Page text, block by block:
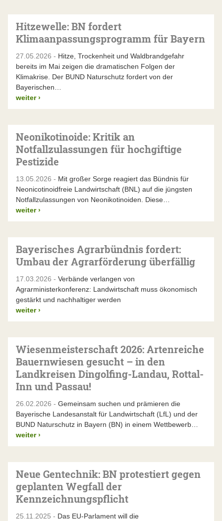
Hitzewelle: BN fordert
Klimaanpassungsprogramm für Bayern
27.05.2026 - Hitze, Trockenheit und Waldbrandgefahr
bereits im Mai zeigen die dramatischen Folgen der
Klimakrise. Der BUND Naturschutz fordert von der
Bayerischen…
weiter ›
Neonikotinoide: Kritik an
Notfallzulassungen für hochgiftige
Pestizide
13.05.2026 - Mit großer Sorge reagiert das Bündnis für
Neonicotinoidfreie Landwirtschaft (BNL) auf die jüngsten
Notfallzulassungen von Neonikotinoiden. Diese…
weiter ›
Bayerisches Agrarbündnis fordert:
Umbau der Agrarförderung überfällig
17.03.2026 - Verbände verlangen von
Agrarministerkonferenz: Landwirtschaft muss ökonomisch
gestärkt und nachhaltiger werden
weiter ›
Wiesenmeisterschaft 2026: Artenreiche
Bauernwiesen gesucht – in den
Landkreisen Dingolfing-Landau, Rottal-
Inn und Passau!
26.02.2026 - Gemeinsam suchen und prämieren die
Bayerische Landesanstalt für Landwirtschaft (LfL) und der
BUND Naturschutz in Bayern (BN) in einem Wettbewerb…
weiter ›
Neue Gentechnik: BN protestiert gegen
geplanten Wegfall der
Kennzeichnungspflicht
25.11.2025 - Das EU-Parlament will die